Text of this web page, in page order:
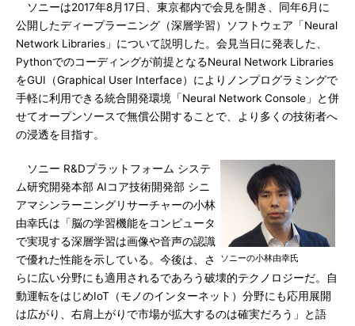
ソニーは2017年8月17日、東京都内で会見を開き、同年6月に
公開したディープラーニング（深層学習）ソフトウェア「Neural
Network Libraries」について説明した。会見当日に発表した、
Pythonでのコーディングが前提となるNeural Network Libraries
をGUI（Graphical User Interface）によりノンプログラミングで
手軽に利用できる統合開発環境「Neural Network Console」と併
せてオープンソースで無償公開することで、より多くの技術者へ
の浸透を目指す。
ソニーの小林由幸氏
ソニー R&Dプラットフォーム システ
ム研究開発本部 AIコア技術開発部 シニ
アマシンラーニングリサーチャーの小林
由幸氏は「脳の学習機能をコンピュータ
で実現する深層学習は画像や音声の認識
で優れた性能を示している。今後は、さ
らに広い分野にも適用されるであろう破壊的テクノロジーだ。自
動運転をはじめIoT（モノのインターネット）分野にも応用展開
は広がり、右肩上がりで市場が拡大するのは確実だろう」と語